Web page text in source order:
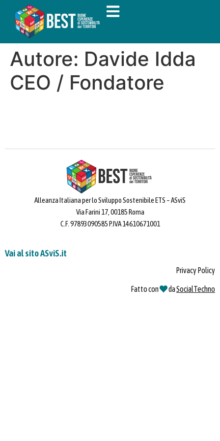
Autore: Davide Idda
CEO / Fondatore
Alleanza Italiana per lo Sviluppo Sostenibile ETS – ASviS
Via Farini 17, 00185 Roma
C.F. 97893090585 P.IVA 14610671001
Vai al sito ASviS.it
Privacy Policy
Fatto con daSocialTechno